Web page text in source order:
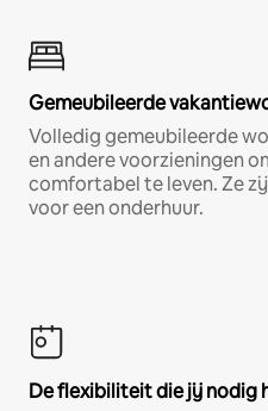
Gemeubileerde
Volledig gemeubileerde
en andere voorzieningen
comfortabel te leven. Ze
voor een onderhuur.
De flexibiliteit die jij nodig